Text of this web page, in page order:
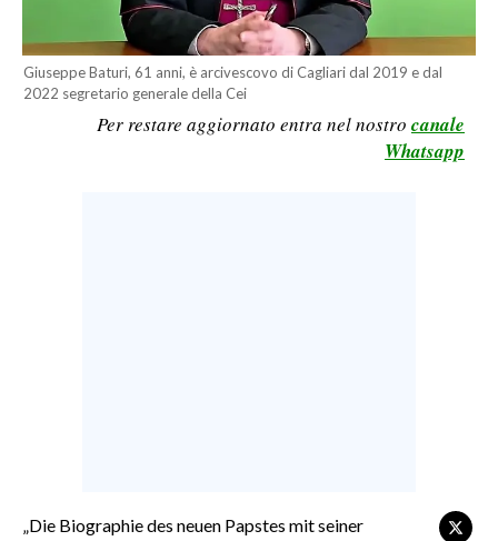
RISULTATI E CLASSIFICHE
CALCIO
NOTIZIE
Giuseppe Baturi, 61 anni, è arcivescovo di Cagliari dal 2019 e dal
2022 segretario generale della Cei
Per restare aggiornato entra nel nostro canale
Whatsapp
„Die Biographie des neuen Papstes mit seiner